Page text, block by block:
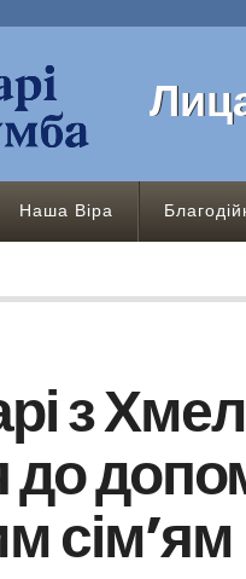
Наша Віра
з
сім’ям